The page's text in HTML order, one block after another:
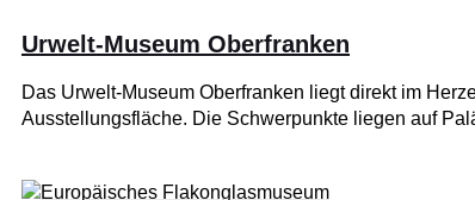
Urwelt-Museum Oberfranken
Das Urwelt-Museum Oberfranken liegt direkt im
Ausstellungsfläche. Die Schwerpunkte liegen auf